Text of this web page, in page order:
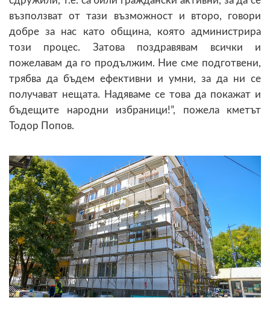
възползват от тази възможност и второ, говори
добре за нас като община, която администрира
този процес. Затова поздравявам всички и
пожелавам да го продължим. Ние сме подготвени,
трябва да бъдем ефективни и умни, за да ни се
получават нещата. Надяваме се това да покажат и
бъдещите народни избраници!”, пожела кметът
Тодор Попов.